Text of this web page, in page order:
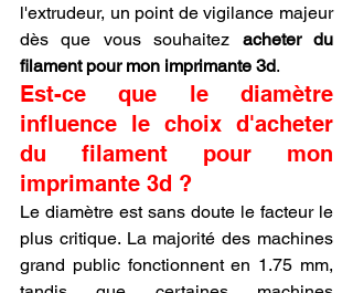
l'extrudeur, un point de vigilance majeur
dès que vous souhaitez acheter du
filament pour mon imprimante 3d.
Est-ce que le diamètre
influence le choix d'acheter
du filament pour mon
imprimante 3d ?
Le diamètre est sans doute le facteur le
plus critique. La majorité des machines
grand public fonctionnent en 1.75 mm,